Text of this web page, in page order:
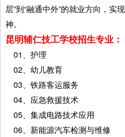
层”到“融通中外”的就业方向，实
神。
昆明辅仁技工学校招生专业：
01、护理
02、幼儿教育
03、铁路客运服务
04、应急救援技术
05、集成电路技术应用
06、新能源汽车检测与维修